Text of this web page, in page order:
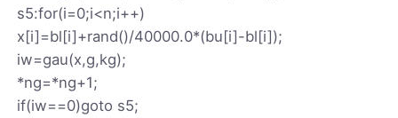
s5:for(i=0;i<n;i++)
x[i]=bl[i]+rand()/40000.0*(bu[i]-bl[i]);
iw=gau(x,g,kg);
*ng=*ng+1;
if(iw==0)goto s5;